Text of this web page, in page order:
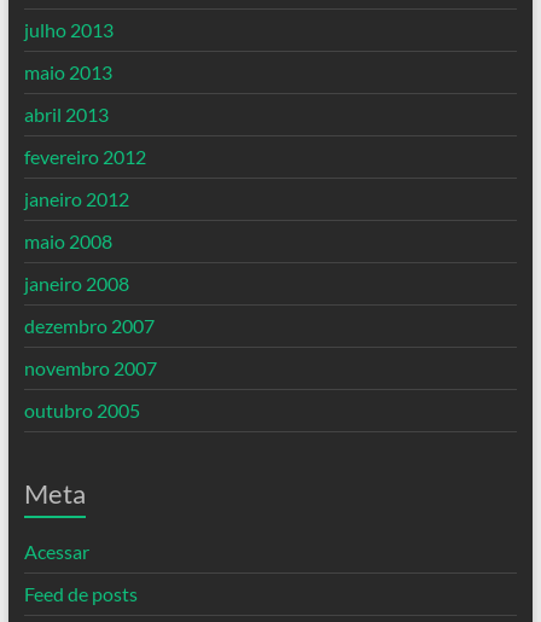
julho 2013
maio 2013
abril 2013
fevereiro 2012
janeiro 2012
maio 2008
janeiro 2008
dezembro 2007
novembro 2007
outubro 2005
Meta
Acessar
Feed de posts